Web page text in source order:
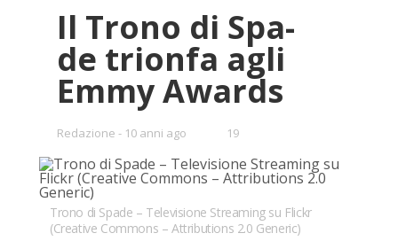
Il Tro­no di Spa­
de trion­fa agli
Emmy Awards
Redazione 10 anni ago
•19
Trono di Spade – Televisione Streaming su Flickr
(Creative Commons – Attributions 2.0 Generic)